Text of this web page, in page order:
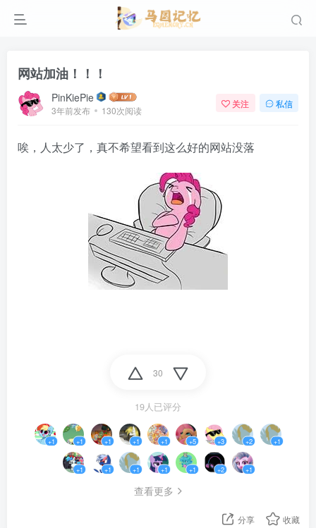
网站加油！！！
PinKiePie
3年前发布 130次阅读
关注 私信
唉，人太少了，真不希望看到这么好的网站没落
30
19人已评分
+1 +1 +1 +1 +1 +5 +3 +2 +1
+1 +1 +1 +1 +1 +2 +1
查看更多
分享 收藏